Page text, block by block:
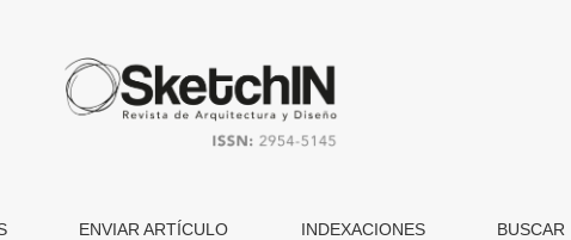
interés social en la ciudad de Cuauhtémoc, Chihuahua
ENVIAR ARTÍCULO INDEXACIONES BUSCAR